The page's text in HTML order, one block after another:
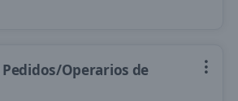
Operarios de